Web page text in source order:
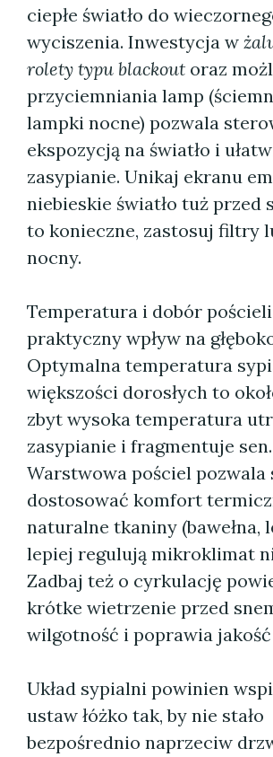
ciepłe światło do
wyciszenia. Inwestycja w
rolety typu blackout oraz
przyciemniania lamp
lampki nocne) pozwala
ekspozycją na światło i
zasypianie. Unikaj ekranu
niebieskie światło tuż przed
to konieczne, zastosuj filtry
nocny.
Temperatura i dobór
praktyczny wpływ na
Optymalna temperatura
większości dorosłych to
zbyt wysoka temperatura
zasypianie i fragmentuje sen.
Warstwowa pościel pozwala
dostosować komfort
naturalne tkaniny (bawełna,
lepiej regulują mikroklimat
Zadbaj też o cyrkulację
krótke wietrzenie przed
wilgotność i poprawia jakość
Układ sypialni powinien
ustaw łóżko tak, by nie stało
bezpośrednio naprzeciw